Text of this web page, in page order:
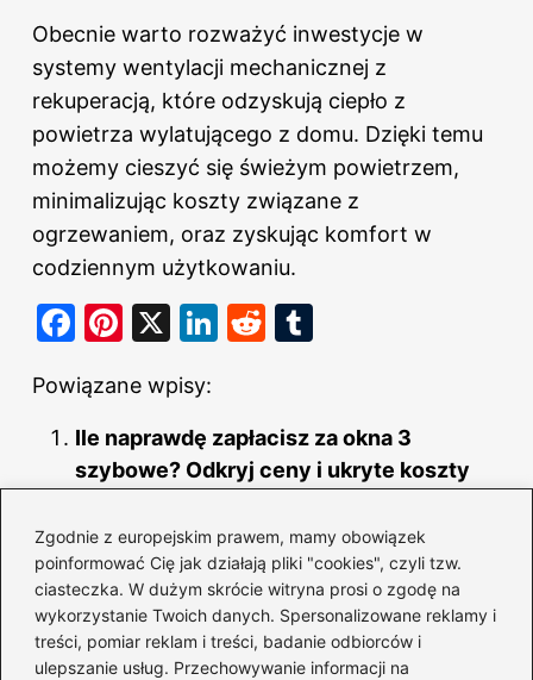
Zgodnie z europejskim prawem, mamy obowiązek
poinformować Cię jak działają pliki "cookies", czyli tzw.
ciasteczka. W dużym skrócie witryna prosi o zgodę na
wykorzystanie Twoich danych. Spersonalizowane reklamy i
treści, pomiar reklam i treści, badanie odbiorców i
ulepszanie usług. Przechowywanie informacji na
Obecnie warto rozważyć inwestycje w
systemy wentylacji mechanicznej z
rekuperacją, które odzyskują ciepło z
powietrza wylatującego z domu. Dzięki temu
możemy cieszyć się świeżym powietrzem,
minimalizując koszty związane z
ogrzewaniem, oraz zyskując komfort w
codziennym użytkowaniu.
F
c
e
b
o
k
Pi
er
e
st
X
Li
e
dI
R
di
t
bl
r
Powiązane wpisy:
Ile naprawdę zapłacisz za okna 3
szybowe? Odkryj ceny i ukryte koszty
uszczelek w oknach i niższe rachunki za
ogrzewanie
Okna 3-komorowe: poznaj ich znaczenie
i kluczowe zalety dla Twojego domu